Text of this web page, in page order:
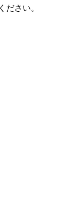
ださい。